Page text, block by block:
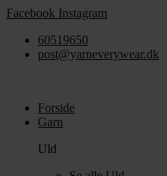
Videre
indhold
Facebook Instagram
60519650
post@yarneverywear.dk
Forside
Garn
Uld